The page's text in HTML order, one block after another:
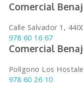
Comercial
Calle Salvador 1,
978 60 16 67
Comercial
Polígono Los
978 60 26 10